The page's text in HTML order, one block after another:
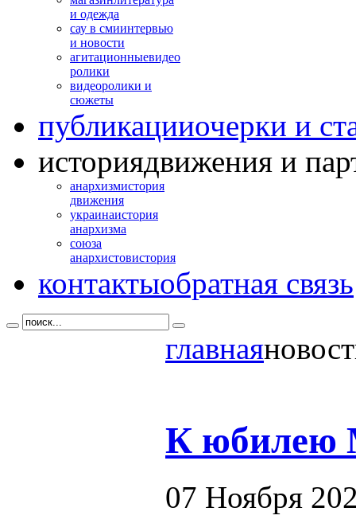
и одежда
сау в смиинтервью
и новости
агитационныевидео
ролики
видеоролики и
сюжеты
публикацииочерки и
историядвижения и
анархизмистория
движения
украинаистория
анархизма
союза
анархистовистория
контактыобратная связь
главная
К юбилею
07 Ноября